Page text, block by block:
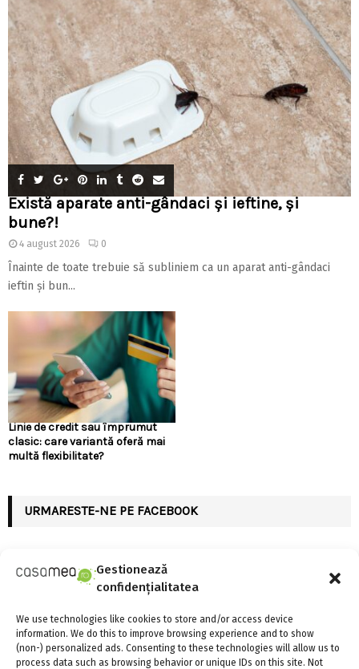
Gestionează
confidențialitatea
We use technologies like cookies to store and/or access device
information. We do this to improve browsing experience and to show
(non-) personalized ads. Consenting to these technologies will allow us to
process data such as browsing behavior or unique IDs on this site. Not
Există aparate anti-gândaci și ieftine, și
bune?!
4 august 2026 0
Înainte de toate trebuie să subliniem ca un aparat anti-gândaci
ieftin și bun...
Linie de credit sau împrumut
clasic: care variantă oferă mai
multă flexibilitate?
URMARESTE-NE PE FACEBOOK
Linie de credit sau împrumut clasic: care variantă
oferă mai multă flexibilitate?